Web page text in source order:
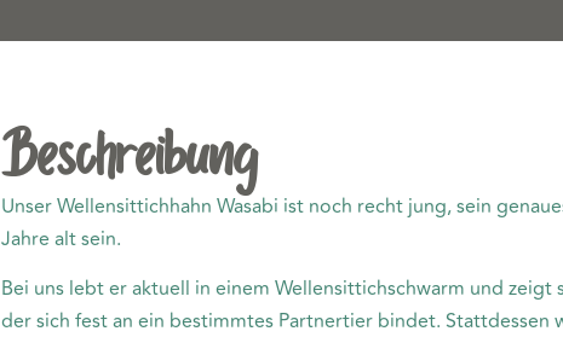
Beschreibung
Unser Wellensittichhahn Wasabi ist noch recht jung, sein
Jahre alt sein.
Bei uns lebt er aktuell in einem Wellensittichschwarm und
der sich fest an ein bestimmtes Partnertier bindet. Stattdessen